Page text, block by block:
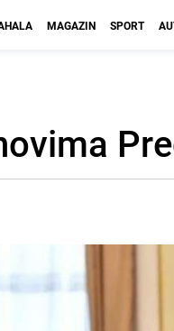
MAGAZIN SPORT